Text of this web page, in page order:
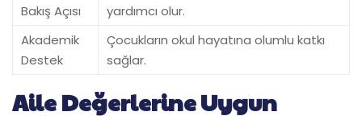
Bakış Açısı
yardımcı olur.
Akademik
Destek
Çocukların okul hayatına olumlu katkı
sağlar.
Aile Değerlerine Uygun